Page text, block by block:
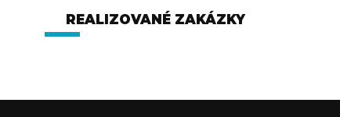
REALIZOVANÉ ZAKÁZKY